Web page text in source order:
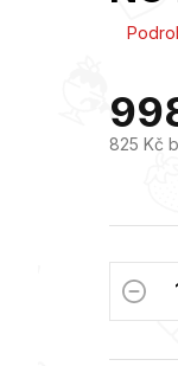
je
0,0
z
825 Kč